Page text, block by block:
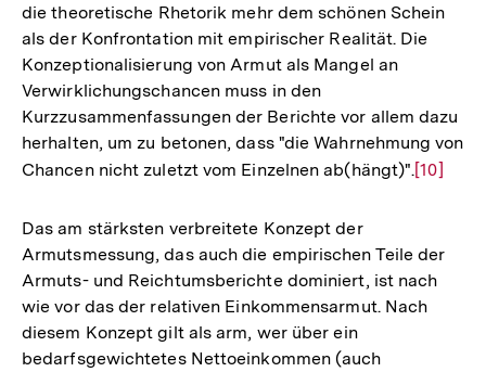
die theoretische Rhetorik mehr dem schönen Schein
als der Konfrontation mit empirischer Realität. Die
Konzeptionalisierung von Armut als Mangel an
Verwirklichungschancen muss in den
Kurzzusammenfassungen der Berichte vor allem dazu
herhalten, um zu betonen, dass "die Wahrnehmung von
Chancen nicht zuletzt vom Einzelnen ab(hängt)".Zur
Fußnote
[10]
Das am stärksten verbreitete Konzept der
Armutsmessung, das auch die empirischen Teile der
Armuts- und Reichtumsberichte dominiert, ist nach
wie vor das der relativen Einkommensarmut. Nach
diesem Konzept gilt als arm, wer über ein
bedarfsgewichtetes Nettoeinkommen (auch